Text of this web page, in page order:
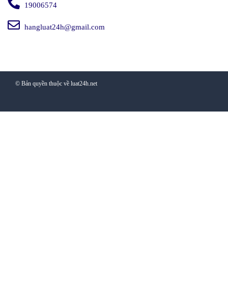
19006574
hangluat24h@gmail.com
© Bản quyền thuộc về luat24h.net